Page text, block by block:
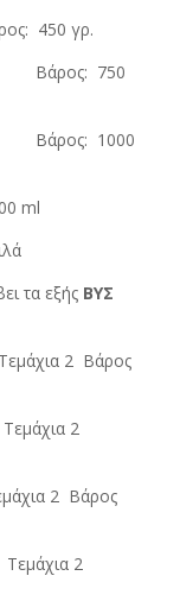
450 γρ.
750
Βάρος: 1000
ml
τα εξής ΒΥΣ
Τεμάχια 2 Βάρος
Τεμάχια 2
2 Βάρος
Τεμάχια 2